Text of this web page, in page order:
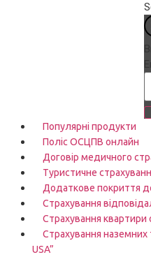
Популярні продукти
Поліс ОСЦПВ онлайн
Договір медичного
Туристичне
Додаткове покриття
Страхування
Страхування квартири
Страхування наземних
USA”